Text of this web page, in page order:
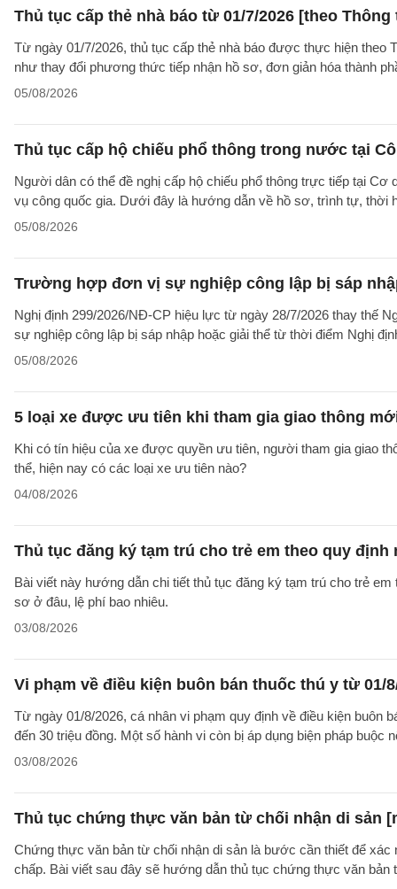
Thủ tục cấp thẻ nhà báo từ 01/7/2026 [theo Thông
Từ ngày 01/7/2026, thủ tục cấp thẻ nhà báo được thực hiện
như thay đổi phương thức tiếp nhận hồ sơ, đơn giản hóa thành
05/08/2026
Thủ tục cấp hộ chiếu phổ thông trong nước tại
Người dân có thể đề nghị cấp hộ chiếu phổ thông trực tiếp tại
vụ công quốc gia. Dưới đây là hướng dẫn về hồ sơ, trình tự, thời
05/08/2026
Trường hợp đơn vị sự nghiệp công lập bị sáp
Nghị định 299/2026/NĐ-CP hiệu lực từ ngày 28/7/2026 thay thế
sự nghiệp công lập bị sáp nhập hoặc giải thể từ thời điểm Nghị
05/08/2026
5 loại xe được ưu tiên khi tham gia giao thông
Khi có tín hiệu của xe được quyền ưu tiên, người tham gia giao
thể, hiện nay có các loại xe ưu tiên nào?
04/08/2026
Thủ tục đăng ký tạm trú cho trẻ em theo quy định
Bài viết này hướng dẫn chi tiết thủ tục đăng ký tạm trú cho trẻ
sơ ở đâu, lệ phí bao nhiêu.
03/08/2026
Vi phạm về điều kiện buôn bán thuốc thú y từ 01/
Từ ngày 01/8/2026, cá nhân vi phạm quy định về điều kiện buôn
đến 30 triệu đồng. Một số hành vi còn bị áp dụng biện pháp
03/08/2026
Thủ tục chứng thực văn bản từ chối nhận di sản
Chứng thực văn bản từ chối nhận di sản là bước cần thiết để
chấp. Bài viết sau đây sẽ hướng dẫn thủ tục chứng thực văn